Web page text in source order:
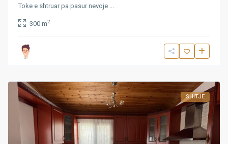
Toke e shtruar pa pasur nevoje ...
300 m2
SHITJE